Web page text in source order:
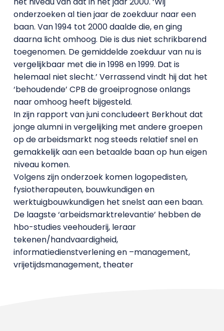
onderzoeken al tien jaar de zoekduur naar een
baan. Van 1994 tot 2000 daalde die, en ging
daarna licht omhoog. Die is dus niet schrikbarend
toegenomen. De gemiddelde zoekduur van nu is
vergelijkbaar met die in 1998 en 1999. Dat is
helemaal niet slecht.’ Verrassend vindt hij dat het
‘behoudende’ CPB de groeiprognose onlangs
naar omhoog heeft bijgesteld.
In zijn rapport van juni concludeert Berkhout dat
jonge alumni in vergelijking met andere groepen
op de arbeidsmarkt nog steeds relatief snel en
gemakkelijk aan een betaalde baan op hun eigen
niveau komen.
Volgens zijn onderzoek komen logopedisten,
fysiotherapeuten, bouwkundigen en
werktuigbouwkundigen het snelst aan een baan.
De laagste ‘arbeidsmarktrelevantie’ hebben de
hbo-studies veehouderij, leraar
tekenen/handvaardigheid,
informatiedienstverlening en –management,
vrijetijdsmanagement, theater